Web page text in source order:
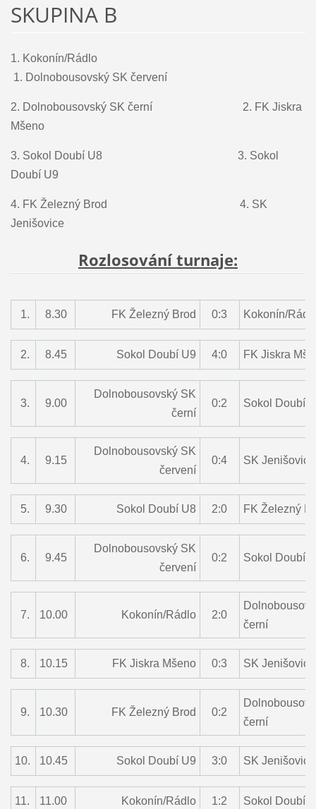
SKUPINA B
1. Kokonín/Rádlo
1. Dolnobousovský SK červení
2. Dolnobousovský SK černí2. FK Jiskra
Mšeno
3. Sokol Doubí U83. Sokol
Doubí U9
4. FK Železný Brod
4. SK
Jenišovice
Rozlosování turnaje:
1. 8.30 FK Železný Brod 0:3 Kokonín/
2. 8.45 Sokol Doubí U9 4:0 FK Jiskra
3. 9.00
Dolnobousovský SK
černí
0:2 Sokol Doubí
4. 9.15
Dolnobousovský SK
červení
0:4 SK Jenišovice
5. 9.30 Sokol Doubí U8 2:0 FK Železný
6. 9.45
Dolnobousovský SK
červení
0:2 Sokol Doubí
7. 10.00 Kokonín/Rádlo 2:0
černí
8. 10.15 FK Jiskra Mšeno 0:3 SK Jenišovice
9. 10.30 FK Železný Brod 0:2
černí
10. 10.45 Sokol Doubí U9 3:0 SK Jenišovice
11. 11.00 Kokonín/Rádlo 1:2 Sokol Doubí